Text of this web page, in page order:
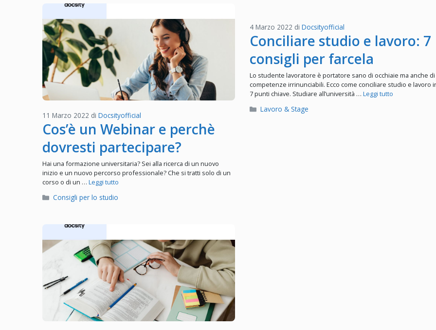
Cos’è un Webinar e perchè
dovresti partecipare?
11 Marzo 2022 di Docsityofficial
Hai una formazione universitaria? Sei alla ricerca di un nuovo
inizio e un nuovo percorso professionale? Che si tratti solo di un
corso o di un … Leggi tutto
Categorie
Consigli per lo studio
Conciliare studio e lavoro: 7
consigli per farcela
4 Marzo 2022 di Docsityofficial
Lo studente lavoratore è portatore sano di occhiaie ma anche di
competenze irrinunciabili. Ecco come conciliare studio e lavoro
7 punti chiave. Studiare all’università … Leggi tutto
Categorie
Lavoro & Stage